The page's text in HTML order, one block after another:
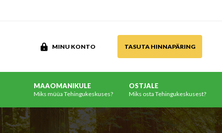
MINU KONTO TASUTA HINNAPÄRING
MAAOMANIKULE
Miks müüa Tehingukeskuses?
OSTJALE
Miks osta Tehingukeskusest?